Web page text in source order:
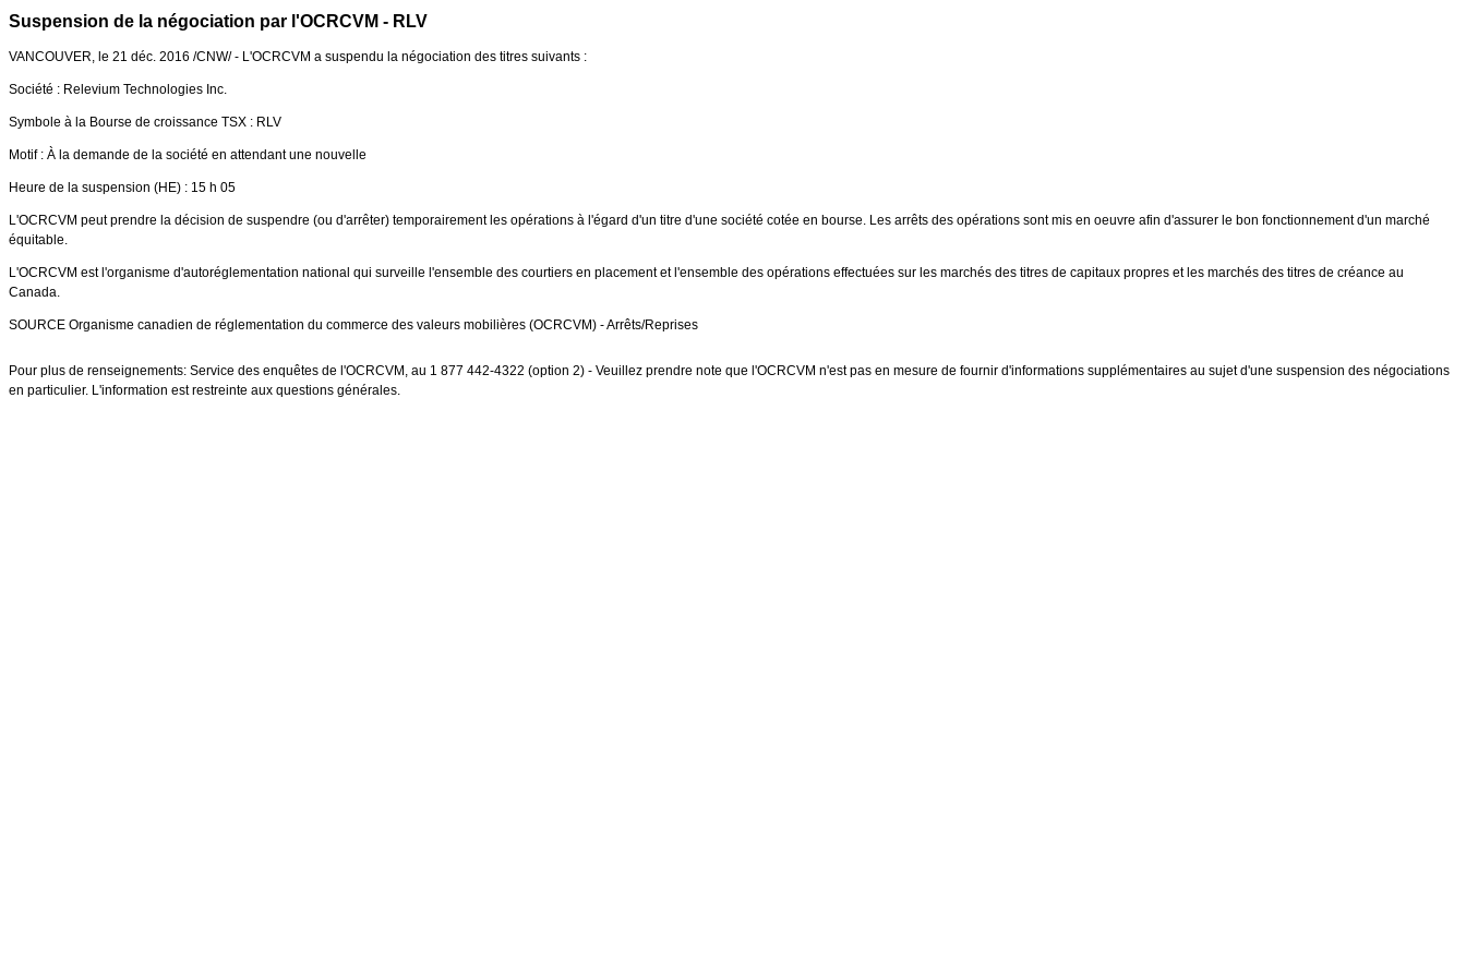
Suspension de la négociation par l'OCRCVM - RLV
VANCOUVER, le 21 déc. 2016 /CNW/ - L'OCRCVM a suspendu la négociation des titres suivants :
Société : Relevium Technologies Inc.
Symbole à la Bourse de croissance TSX : RLV
Motif : À la demande de la société en attendant une nouvelle
Heure de la suspension (HE) : 15 h 05
L'OCRCVM peut prendre la décision de suspendre (ou d'arrêter) temporairement les opérations à l'égard d'un titre d'une société cotée en bourse. Les arrêts des opérations sont mis en oeuvre afin d'assurer le bon fonctionnement d'un marché
équitable.
L'OCRCVM est l'organisme d'autoréglementation national qui surveille l'ensemble des courtiers en placement et l'ensemble des opérations effectuées sur les marchés des titres de capitaux propres et les marchés des titres de créance au
Canada.
SOURCE Organisme canadien de réglementation du commerce des valeurs mobilières (OCRCVM) - Arrêts/Reprises
Pour plus de renseignements: Service des enquêtes de l'OCRCVM, au 1 877 442-4322 (option 2) - Veuillez prendre note que l'OCRCVM n'est pas en mesure de fournir d'informations supplémentaires au sujet d'une suspension des négociations
en particulier. L'information est restreinte aux questions générales.